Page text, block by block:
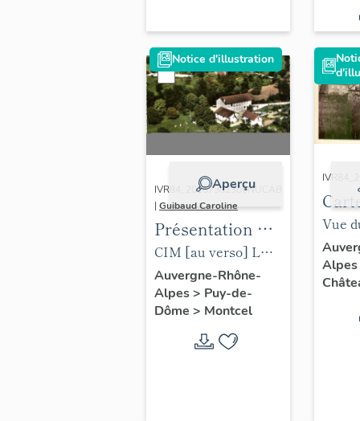
Notice d'illustration
Aperçu
IVR84_20167302306NUCAB
| Guibaud Caroline
Présentation de
la commune de
Montcel
CIM [au verso] LE
MONTCEL (73.
Savoie), alt. 620 m.
331-55 A – Vue
aérienne – Le
Auvergne-Rhône-
Alpes> Puy-de-
Dôme > Montcel
du
Vue
Alpes